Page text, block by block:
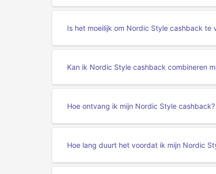
Is het moeilijk om Nordic Style cashback te
Kan ik Nordic Style cashback combineren
Hoe ontvang ik mijn Nordic Style cashback?
Hoe lang duurt het voordat ik mijn Nordic